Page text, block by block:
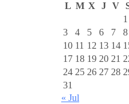
L M X J V
1
3
4 5 6 7 8
10 11 12 13 14
17 18 19 20 21
24 25 26 27 28
31
« Jul